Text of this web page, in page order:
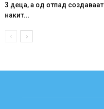
3 деца, а од отпад создаваат
накит...